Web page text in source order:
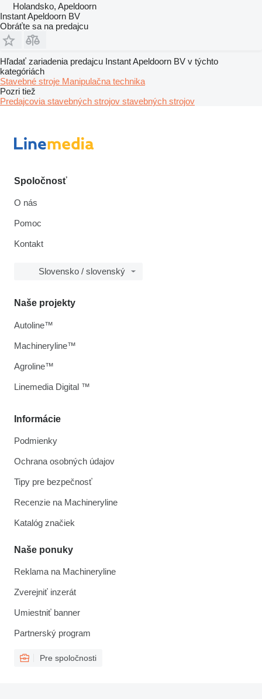
Holandsko, Apeldoorn
Instant Apeldoorn BV
Obráťte sa na predajcu
Hľadať zariadenia predajcu Instant Apeldoorn BV v týchto
kategóriách
Stavebné stroje Manipulačna technika
Pozri tiež
Predajcovia stavebných strojov stavebných strojov
Spoločnosť
O nás
Pomoc
Kontakt
Slovensko / slovenský
Informácie
Podmienky
Ochrana osobných údajov
Tipy pre bezpečnosť
Recenzie na Machineryline
Katalóg značiek
Naše ponuky
Reklama na Machineryline
Zverejniť inzerát
Umiestniť banner
Partnerský program
Pre spoločnosti
Naše projekty
Autoline™
Machineryline™
Agroline™
Linemedia Digital ™